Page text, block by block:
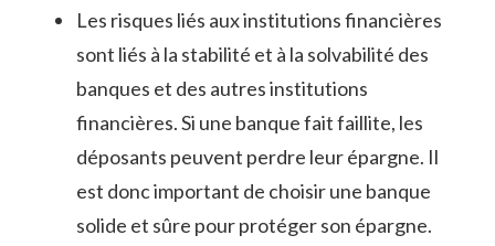
Les risques liés aux institutions financières
sont liés à la stabilité et à la solvabilité des
banques et des autres institutions
financières. Si une banque fait faillite, les
déposants peuvent perdre leur épargne. Il
est donc important de choisir une banque
solide et sûre pour protéger son épargne.